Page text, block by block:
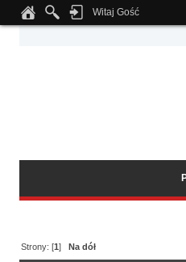
Notice: Undefined index:
Witaj Gość
Strony: [1]Na dół